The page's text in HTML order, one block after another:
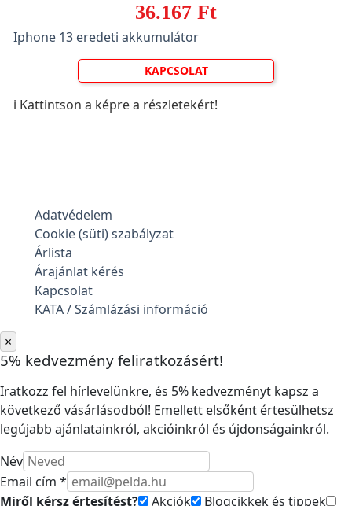
36.167 Ft
Iphone 13 eredeti akkumulátor
KAPCSOLAT
ℹ️ Kattintson a képre a részletekért!
Adatvédelem
Cookie (süti) szabályzat
Árlista
Árajánlat kérés
Kapcsolat
KATA / Számlázási információ
×
5% kedvezmény feliratkozásért!
Iratkozz fel hírlevelünkre, és 5% kedvezményt kapsz a
következő vásárlásodból! Emellett elsőként értesülhetsz
legújabb ajánlatainkról, akcióinkról és újdonságainkról.
Név
Email cím *
Miről kérsz értesítést?
Akciók Blogcikkek és tippek